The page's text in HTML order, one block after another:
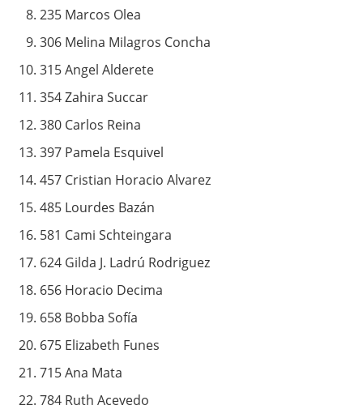
235 Marcos Olea
306 Melina Milagros Concha
315 Angel Alderete
354 Zahira Succar
380 Carlos Reina
397 Pamela Esquivel
457 Cristian Horacio Alvarez
485 Lourdes Bazán
581 Cami Schteingara
624 Gilda J. Ladrú Rodriguez
656 Horacio Decima
658 Bobba Sofía
675 Elizabeth Funes
715 Ana Mata
784 Ruth Acevedo